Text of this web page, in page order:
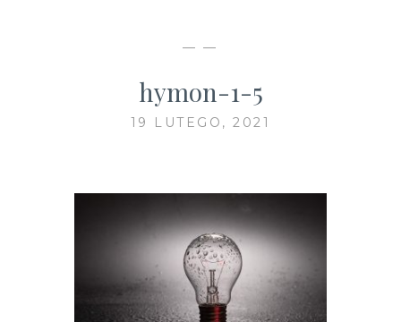
— —
hymon-1-5
19 LUTEGO, 2021